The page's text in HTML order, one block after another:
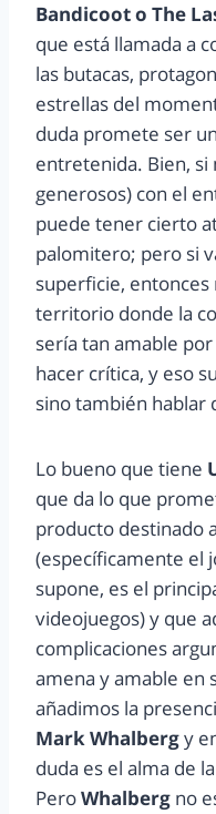
Bandicoot o The
que está llamada a
las butacas,
estrellas del
duda promete ser
entretenida. Bien, si
generosos) con el
puede tener cierto
palomitero; pero si
superficie,
territorio donde la
sería tan amable
hacer crítica, y eso
sino también hablar
Lo bueno que tiene
que da lo que
producto destinado
(específicamente el
supone, es el
videojuegos) y que
complicaciones
amena y amable en
añadimos la
Mark Whalbergy
duda es el alma de
PeroWhalberg no